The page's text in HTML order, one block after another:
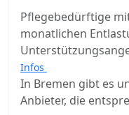
Pflegebedürftige
monatlichen
Infos
In Bremen gibt es
Anbieter, die